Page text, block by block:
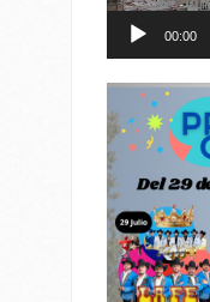
00:00